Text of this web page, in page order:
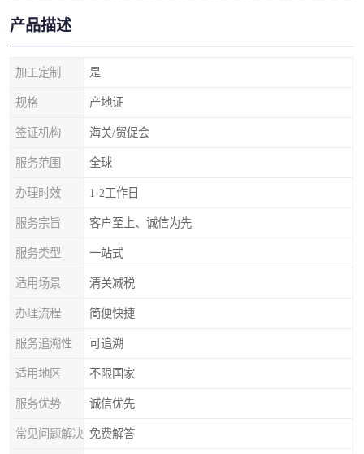
产品描述
加工定制 是
规格 产地证
签证机构 海关/贸促会
服务范围 全球
办理时效 1-2工作日
服务宗旨 客户至上、诚信为先
服务类型 一站式
适用场景 清关减税
办理流程 简便快捷
服务追溯性 可追溯
适用地区 不限国家
服务优势 诚信优先
常见问题解决 免费解答